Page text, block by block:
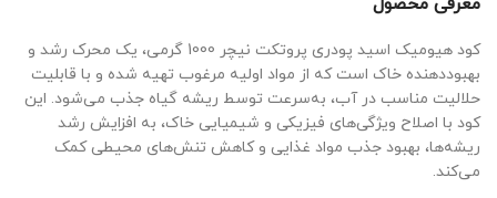
کود هیومیک اسید پودری پروتکت نیچر 1000 گرمی، یک محرک رشد و
بهبوددهنده خاک است که از مواد اولیه مرغوب تهیه شده و با قابلیت
حلالیت مناسب در آب، به‌سرعت توسط ریشه گیاه جذب می‌شود. این
کود با اصلاح ویژگی‌های فیزیکی و شیمیایی خاک، به افزایش رشد
ریشه‌ها، بهبود جذب مواد غذایی و کاهش تنش‌های محیطی کمک
می‌کند.